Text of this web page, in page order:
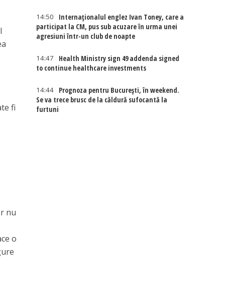
fi
nu
o
14:50
Internaţionalul englez Ivan Toney, care a
participat la CM, pus sub acuzare în urma unei
agresiuni într-un club de noapte
14:47
Health Ministry sign 49 addenda signed
to continue healthcare investments
14:44
Prognoza pentru București, în weekend.
Se va trece brusc de la căldură sufocantă la
furtuni